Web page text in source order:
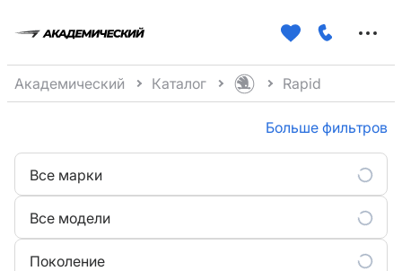
Академический Каталог Rapid
Больше фильтров
Все марки
Все модели
Поколение